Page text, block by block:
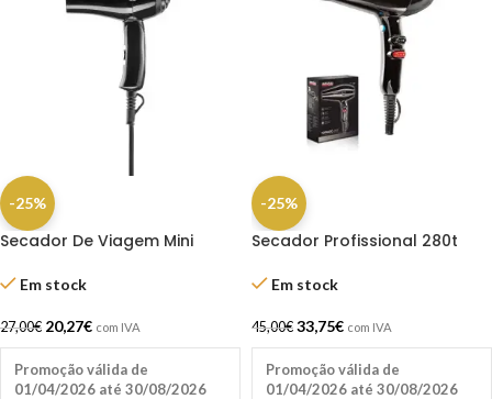
-25%
Secador De Viagem Mini
Em stock
27,00€ 20,27€ com IVA
Promoção válida de
01/04/2026 até 30/08/2026
-25%
Secador Profissional 280t
Em stock
45,00€ 33,75€ com IVA
Promoção válida de
01/04/2026 até 30/08/2026